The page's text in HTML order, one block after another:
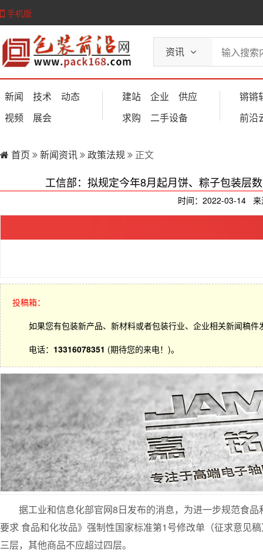
手机版
资讯
新闻 技术
动态
视频
展会
建站 企业
供应
求购
二手设备
锵锵
前沿
首页 新闻资讯 政策法规 正文
工信部：拟规定今年8月起月饼、粽子包装层
时间：2022-03-14
投稿箱：
如果您有包装新产品、新材料或者包装行业、企业相关新闻稿
电话： 13316078351 (期待您的来电！)。
据工业和信息化部官网8日发布的消息，为进一步规范食
要求 食品和化妆品》强制性国家标准第1号修改单（征求意见
三层，其他商品不应超过四层。